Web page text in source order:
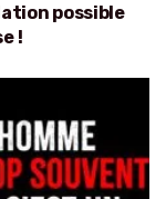
possible
!